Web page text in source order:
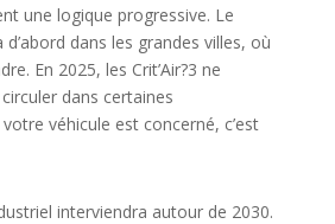
une logique progressive. Le
dans les grandes villes, où
En 2025, les Crit’Air?3 ne
dans certaines
véhicule est concerné, c’est
interviendra autour de 2030.